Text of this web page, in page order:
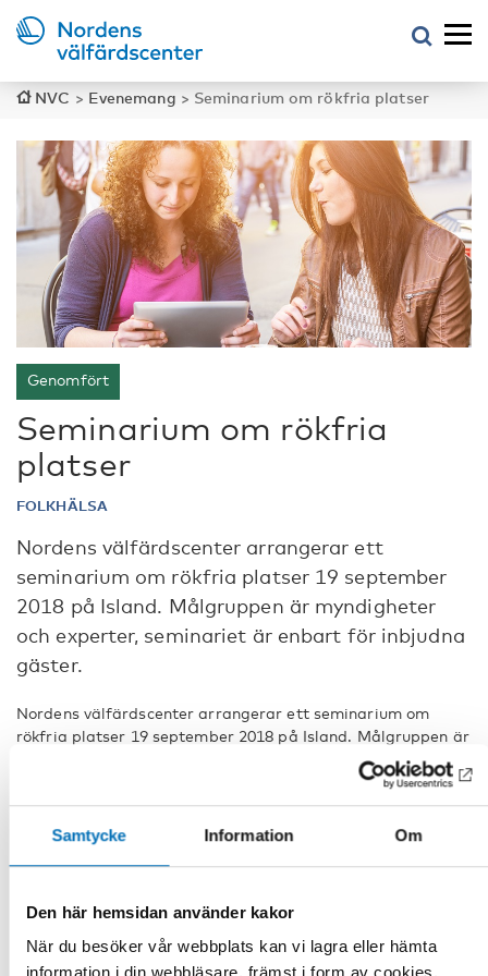
Samtycke Information Om
Den här hemsidan använder kakor
När du besöker vår webbplats kan vi lagra eller hämta
NVC > Evenemang > Seminarium om rökfria platser
Genomfört
Seminarium om rökfria
platser
FOLKHÄLSA
Nordens välfärdscenter arrangerar ett
seminarium om rökfria platser 19 september
2018 på Island. Målgruppen är myndigheter
och experter, seminariet är enbart för inbjudna
gäster.
Nordens välfärdscenter arrangerar ett seminarium om
rökfria platser 19 september 2018 på Island. Målgruppen är
myndigheter och experter, seminariet är enbart för inbjudna
vars syfte är att stärka och utveckla de nordiska ländernas
åtgärder för att bekämpa tobaksrökning.
Läs mer om seminariet här: